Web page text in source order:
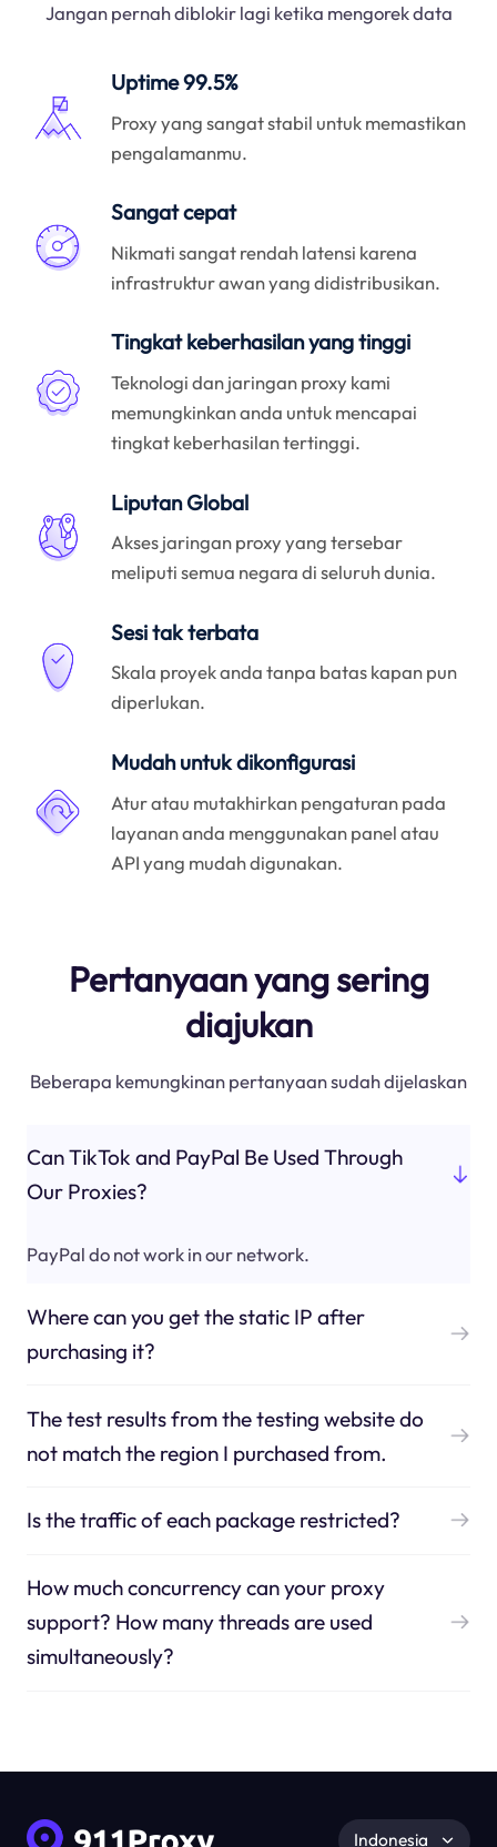
Jangan pernah diblokir lagi ketika mengorek data
Uptime 99.5%
Proxy yang sangat stabil untuk memastikan
pengalamanmu.
Sangat cepat
Nikmati sangat rendah latensi karena
infrastruktur awan yang didistribusikan.
Tingkat keberhasilan yang tinggi
Teknologi dan jaringan proxy kami
memungkinkan anda untuk mencapai
tingkat keberhasilan tertinggi.
Liputan Global
Akses jaringan proxy yang tersebar
meliputi semua negara di seluruh dunia.
Sesi tak terbata
Skala proyek anda tanpa batas kapan pun
diperlukan.
Mudah untuk dikonfigurasi
Atur atau mutakhirkan pengaturan pada
layanan anda menggunakan panel atau
API yang mudah digunakan.
Pertanyaan yang sering
diajukan
Beberapa kemungkinan pertanyaan sudah dijelaskan
Can TikTok and PayPal Be Used Through
Our Proxies?
PayPal do not work in our network.
Where can you get the static IP after
purchasing it?
The test results from the testing website do
not match the region I purchased from.
Is the traffic of each package restricted?
How much concurrency can your proxy
support? How many threads are used
simultaneously?
Indonesia